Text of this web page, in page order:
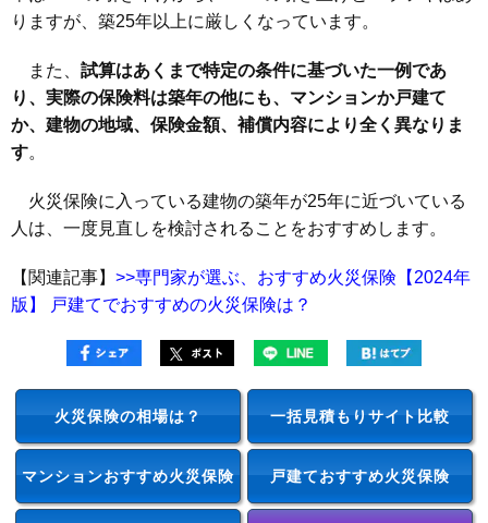
りますが、築25年以上に厳しくなっています。
また、 試算はあくまで特定の条件に基づいた一例であ
り、実際の保険料は築年の他にも、マンションか戸建て
か、建物の地域、保険金額、補償内容により全く異なりま
す。
火災保険に入っている建物の築年が25年に近づいている
人は、一度見直しを検討されることをおすすめします。
【関連記事】 >>専門家が選ぶ、おすすめ火災保険【2024年
版】 戸建てでおすすめの火災保険は？
火災保険の相場は？ 一括見積もりサイト比較
マンションおすすめ火災保険 戸建ておすすめ火災保険